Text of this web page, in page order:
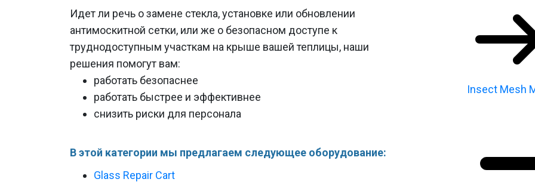
Идет ли речь о замене стекла, установке или обновлении
антимоскитной сетки, или же о безопасном доступе к
труднодоступным участкам на крыше вашей теплицы, наши
решения помогут вам:
работать безопаснее
работать быстрее и эффективнее
снизить риски для персонала
В этой категории мы предлагаем следующее оборудование:
Glass Repair Cart
Insect Mesh